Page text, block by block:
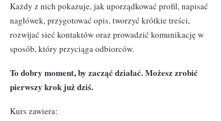
Każdy z nich pokazuje, jak uporządkować profil, napisać
nagłówek, przygotować opis, tworzyć krótkie treści,
rozwijać sieć kontaktów oraz prowadzić komunikację w
sposób, który przyciąga odbiorców.
To dobry moment, by zacząć działać. Możesz zrobić
pierwszy krok już dziś.
Kurs zawiera: